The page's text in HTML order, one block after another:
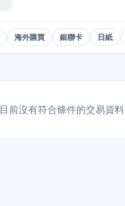
海外購買 銀聯卡 日紙
目前沒有符合條件的交易資料